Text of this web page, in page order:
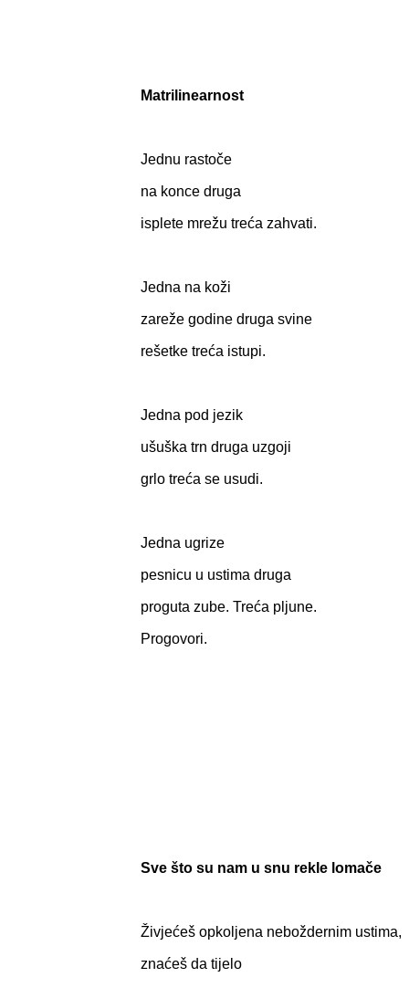
Matrilinearnost
Jednu rastoče
na konce druga
isplete mrežu treća zahvati.
Jedna na koži
zareže godine druga svine
rešetke treća istupi.
Jedna pod jezik
ušuška trn druga uzgoji
grlo treća se usudi.
Jedna ugrize
pesnicu u ustima druga
proguta zube. Treća pljune.
Progovori.
Sve što su nam u snu rekle lomače
Živjećeš opkoljena neboždernim ustima,
znaćeš da tijelo